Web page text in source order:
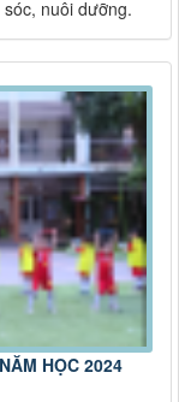
nuôi dưỡng.
HỌC 2024